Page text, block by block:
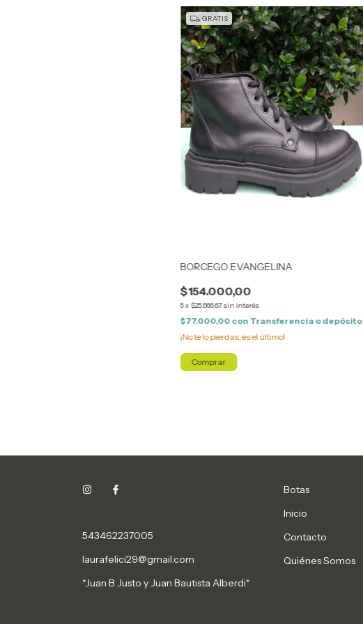
GRATIS
BORCEGO EVANGELINA
$154.000,00
6x $25.666,67sin interés
$77.000,00 con Transferencia o depósito
¡No te lo pierdas, es el último!
Comprar
543462237005
laurafelici29@gmail.com
*Juan B Justo y Juan Bautista Alberdi*
Botas
Inicio
Contacto
Quiénes Somos